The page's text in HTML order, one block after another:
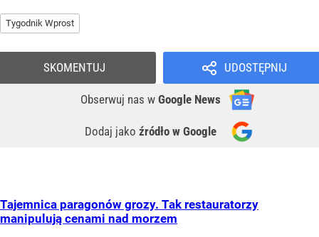
Tygodnik Wprost
UDOSTĘPNIJ
Obserwuj nas w Google News
Dodaj jako źródło w Google
SKOMENTUJ
Tajemnica paragonów grozy. Tak restauratorzy
manipulują cenami nad morzem